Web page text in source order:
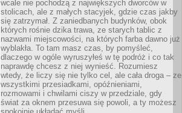
wcale nie pochodzą z największych dworców w
stolicach, ale z małych stacyjek, gdzie czas jakby
się zatrzymał. Z zaniedbanych budynków, obok
których rośnie dzika trawa, ze starych tablic z
nazwami miejscowości, na których farba dawno już
wyblakła. To tam masz czas, by pomyśleć,
dlaczego w ogóle wyruszyłeś w tę podróż i co tak
naprawdę chcesz z niej wynieść. Rozumiesz
wtedy, że liczy się nie tylko cel, ale cała droga – ze
wszystkimi przesiadkami, opóźnieniami,
rozmowami i chwilami ciszy w przedziale, gdy
świat za oknem przesuwa się powoli, a ty możesz